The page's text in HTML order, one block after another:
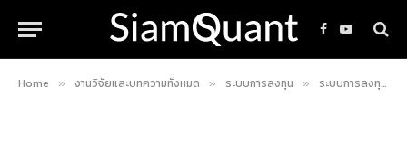
Facebook
YouTube
Home » งานวิจัยและบทความทั้งหมด » ระบบการลงทุน » ระบบการลงทุนหุ้นคุณค่าของสุดยอดเซียนหุ้น Walter Schloss